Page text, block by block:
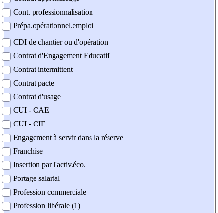
Cont. professionnalisation
Prépa.opérationnel.emploi
CDI de chantier ou d'opération
Contrat d'Engagement Educatif
Contrat intermittent
Contrat pacte
Contrat d'usage
CUI - CAE
CUI - CIE
Engagement à servir dans la réserve
Franchise
Insertion par l'activ.éco.
Portage salarial
Profession commerciale
Profession libérale (1)